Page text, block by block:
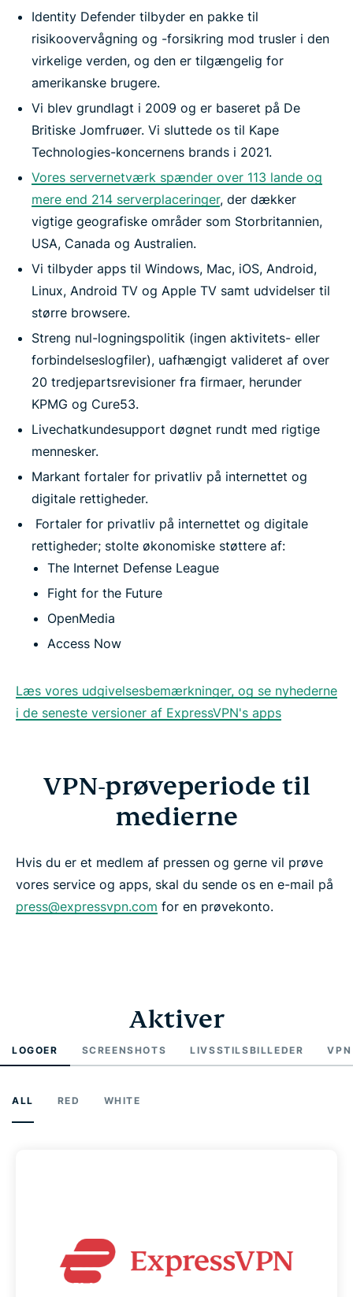
Identity Defender tilbyder en pakke til
risikoovervågning og -forsikring mod trusler i den
virkelige verden, og den er tilgængelig for
amerikanske brugere.
Vi blev grundlagt i 2009 og er baseret på De
Britiske Jomfruøer. Vi sluttede os til Kape
Technologies-koncernens brands i 2021.
Vores servernetværk spænder over 113 lande og
mere end 214 serverplaceringer, der dækker
vigtige geografiske områder som Storbritannien,
USA, Canada og Australien.
Vi tilbyder apps til Windows, Mac, iOS, Android,
Linux, Android TV og Apple TV samt udvidelser til
større browsere.
Streng nul-logningspolitik (ingen aktivitets- eller
forbindelseslogfiler), uafhængigt valideret af over
20 tredjepartsrevisioner fra firmaer, herunder
KPMG og Cure53.
Livechatkundesupport døgnet rundt med rigtige
mennesker.
Markant fortaler for privatliv på internettet og
digitale rettigheder.
Fortaler for privatliv på internettet og digitale
rettigheder; stolte økonomiske støttere af:
The Internet Defense League
Fight for the Future
OpenMedia
Access Now
Læs vores udgivelsesbemærkninger, og se nyhederne
i de seneste versioner af ExpressVPN's apps
VPN-prøveperiode til
medierne
Hvis du er et medlem af pressen og gerne vil prøve
vores service og apps, skal du sende os en e-mail på
press@expressvpn.com for en prøvekonto.
Aktiver
LOGOER SCREENSHOTS LIVSSTILSBILLEDER VPN
ALL RED WHITE